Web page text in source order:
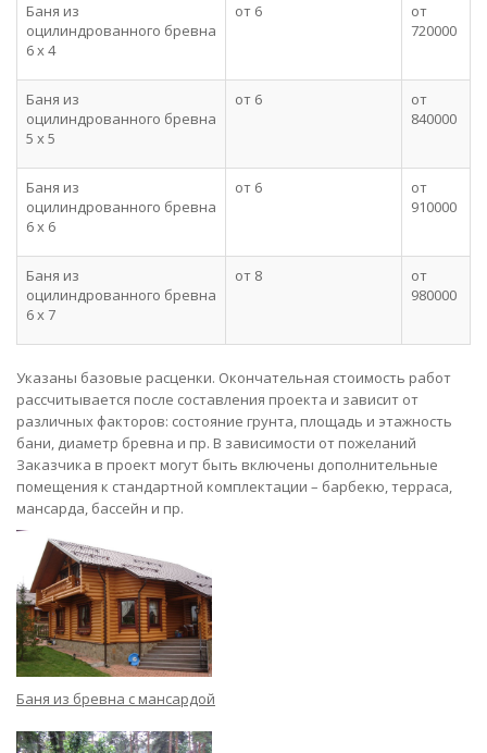
Баня из
оцилиндрованного бревна
6 х 4
от 6
от
720000
Баня из
оцилиндрованного бревна
5 х 5
от 6
от
840000
Баня из
оцилиндрованного бревна
6 х 6
от 6
от
910000
Баня из
оцилиндрованного бревна
6 х 7
от 8
от
980000
Указаны базовые расценки. Окончательная стоимость работ
рассчитывается после составления проекта и зависит от
различных факторов: состояние грунта, площадь и этажность
бани, диаметр бревна и пр. В зависимости от пожеланий
Заказчика в проект могут быть включены дополнительные
помещения к стандартной комплектации – барбекю, терраса,
мансарда, бассейн и пр.
Баня из бревна с мансардой